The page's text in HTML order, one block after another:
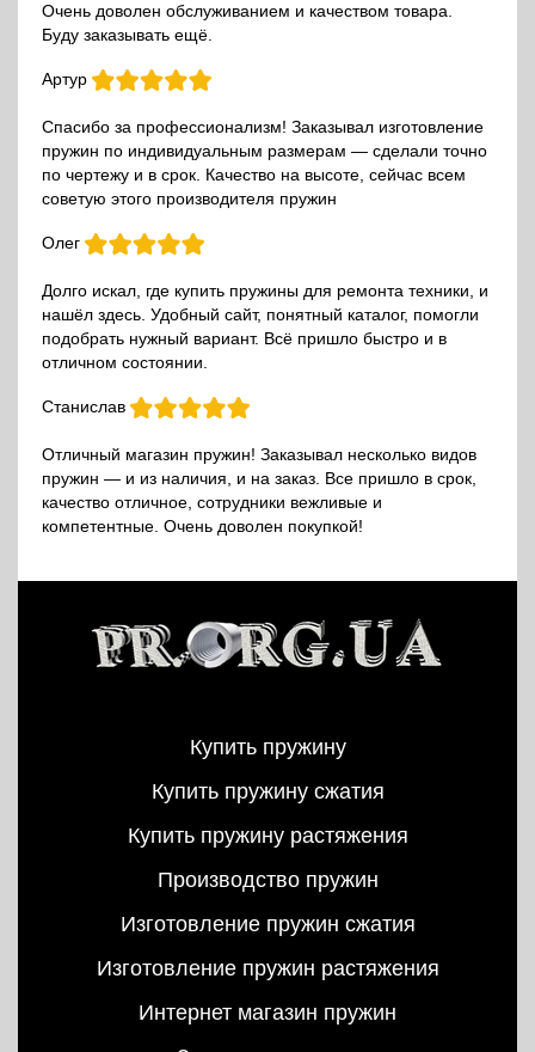
Очень доволен обслуживанием и качеством товара.
Буду заказывать ещё.
Артур
Спасибо за профессионализм! Заказывал изготовление
пружин по индивидуальным размерам — сделали точно
по чертежу и в срок. Качество на высоте, сейчас всем
советую этого производителя пружин
Олег
Долго искал, где купить пружины для ремонта техники, и
нашёл здесь. Удобный сайт, понятный каталог, помогли
подобрать нужный вариант. Всё пришло быстро и в
отличном состоянии.
Станислав
Отличный магазин пружин! Заказывал несколько видов
пружин — и из наличия, и на заказ. Все пришло в срок,
качество отличное, сотрудники вежливые и
компетентные. Очень доволен покупкой!
Купить пружину
Купить пружину сжатия
Купить пружину растяжения
Производство пружин
Изготовление пружин сжатия
Изготовление пружин растяжения
Интернет магазин пружин